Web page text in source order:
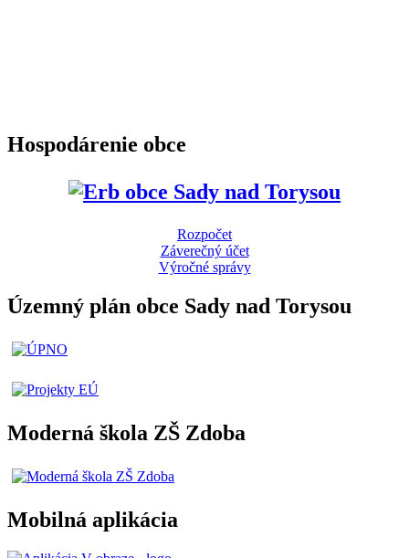
Hospodárenie obce
Rozpočet
Záverečný účet
Výročné správy
Územný plán obce Sady nad Torysou
Moderná škola ZŠ Zdoba
Mobilná aplikácia